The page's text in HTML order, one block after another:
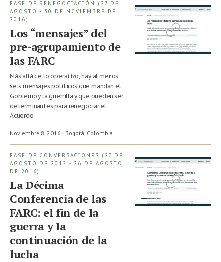
FASE DE RENEGOCIACIÓN (27 DE
AGOSTO - 30 DE NOVIEMBRE DE
2016)
Los “mensajes” del
pre-agrupamiento de
las FARC
Más allá de lo operativo, hay al menos
seis mensajes políticos que mandan el
Gobierno y la guerrilla y que pueden ser
determinantes para renegociar el
Acuerdo
Noviembre 8, 2016 · Bogotá, Colombia
FASE DE CONVERSACIONES (27 DE
AGOSTO DE 2012 - 26 DE AGOSTO
DE 2016)
La Décima
Conferencia de las
FARC: el fin de la
guerra y la
continuación de la
lucha